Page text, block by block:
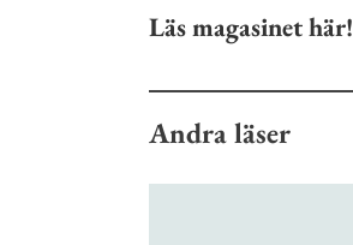
Läs magasinet här!
Andra läser